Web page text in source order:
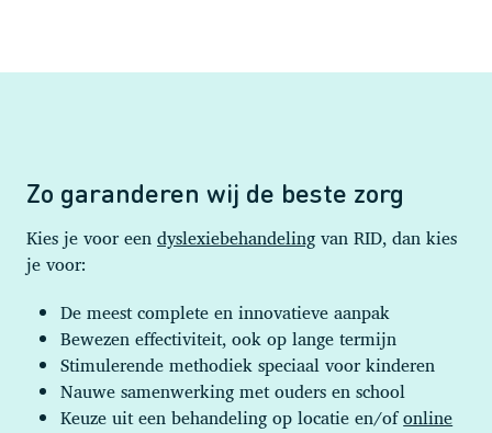
Zo garanderen wij de beste zorg
Kies je voor eendyslexiebehandelingvan RID, dan kies
je voor:
De meest complete en innovatieve aanpak
Bewezen effectiviteit, ook op lange termijn
Stimulerende methodiek speciaal voor kinderen
Nauwe samenwerking met ouders en school
Keuze uit een behandeling op locatie en/ofonline